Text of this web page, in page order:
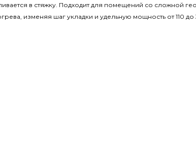
в стяжку. Подходит для помещений со сложной
изменяя шаг укладки и удельную мощность от 110 до